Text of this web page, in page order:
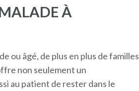
À
ou âgé, de plus en plus de familles
non seulement un
au patient de rester dans le